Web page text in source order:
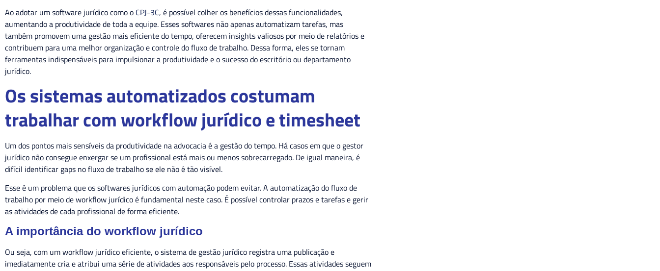
Ao adotar um software jurídico como o CPJ-3C, é possível colher os benefícios dessas funcionalidades,
aumentando a produtividade de toda a equipe. Esses softwares não apenas automatizam tarefas, mas
também promovem uma gestão mais eficiente do tempo, oferecem insights valiosos por meio de relatórios e
contribuem para uma melhor organização e controle do fluxo de trabalho. Dessa forma, eles se tornam
ferramentas indispensáveis para impulsionar a produtividade e o sucesso do escritório ou departamento
jurídico.
Os sistemas automatizados costumam
trabalhar com workflow jurídico e timesheet
Um dos pontos mais sensíveis da produtividade na advocacia é a gestão do tempo. Há casos em que o gestor
jurídico não consegue enxergar se um profissional está mais ou menos sobrecarregado. De igual maneira, é
difícil identificar gaps no fluxo de trabalho se ele não é tão visível.
Esse é um problema que os softwares jurídicos com automação podem evitar. A automatização do fluxo de
trabalho por meio de workflow jurídico é fundamental neste caso. É possível controlar prazos e tarefas e gerir
as atividades de cada profissional de forma eficiente.
A importância do workflow jurídico
Ou seja, com um workflow jurídico eficiente, o sistema de gestão jurídico registra uma publicação e
imediatamente cria e atribui uma série de atividades aos responsáveis pelo processo. Essas atividades seguem